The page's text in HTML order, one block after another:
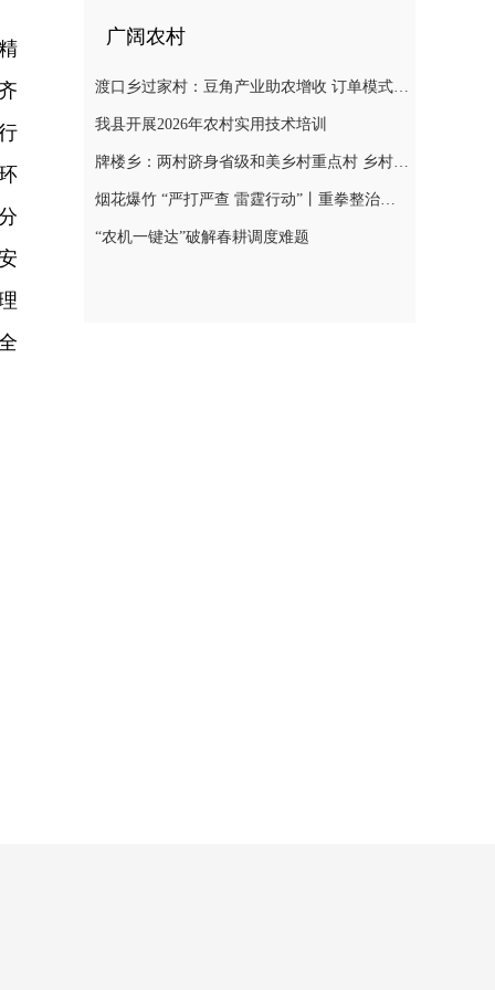
广阔农村
渡口乡过家村：豆角产业助农增收 订单模式铺就致富路
我县开展2026年农村实用技术培训
牌楼乡：两村跻身省级和美乡村重点村 乡村振兴迎来“加速跑”
烟花爆竹 “严打严查 雷霆行动”丨重拳整治非法储存烟花爆竹 筑牢辖区安全防线
“农机一键达”破解春耕调度难题